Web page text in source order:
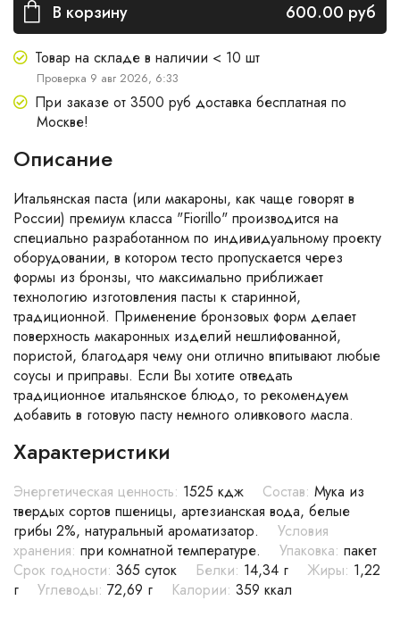
В корзину 600.00 руб
Товар на складе в наличии < 10 шт
Проверка 9 авг 2026, 6:33
При заказе от 3500 руб доставка бесплатная по
Москве!
Описание
Итальянская паста (или макароны, как чаще говорят в
России) премиум класса "Fiorillo" производится на
специально разработанном по индивидуальному проекту
оборудовании, в котором тесто пропускается через
формы из бронзы, что максимально приближает
технологию изготовления пасты к старинной,
традиционной. Применение бронзовых форм делает
поверхность макаронных изделий нешлифованной,
пористой, благодаря чему они отлично впитывают любые
соусы и приправы. Если Вы хотите отведать
традиционное итальянское блюдо, то рекомендуем
добавить в готовую пасту немного оливкового масла.
Характеристики
Энергетическая ценность: 1525 кдж Состав: Мука из
твердых сортов пшеницы, артезианская вода, белые
грибы 2%, натуральный ароматизатор.
Условия
хранения: при комнатной температуре. Упаковка: пакет
Срок годности: 365 суток Белки: 14,34 г Жиры: 1,22
г
Углеводы: 72,69 г Калории: 359 ккал